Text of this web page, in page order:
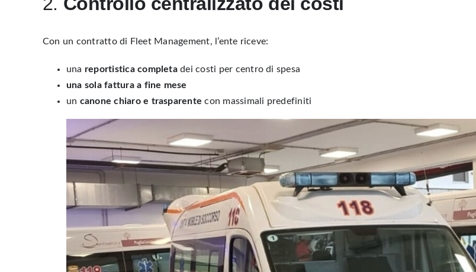
Con un contratto di Fleet Management, l’ente riceve:
una reportistica completadei costi per centro di spesa
una sola fattura a fine mese
un canone chiaro e trasparente con massimali predefiniti